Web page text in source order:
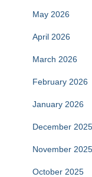
May 2026
April 2026
March 2026
February 2026
January 2026
December 2025
November 2025
October 2025